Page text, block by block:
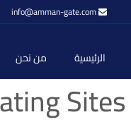
info@amman-gate.com
الرئيسية من نحن